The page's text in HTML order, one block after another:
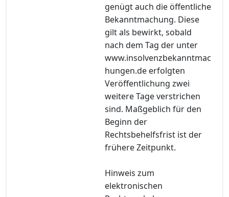
genügt auch die öffentliche
Bekanntmachung. Diese
gilt als bewirkt, sobald
nach dem Tag der unter
www.insolvenzbekanntmac
hungen.de erfolgten
Veröffentlichung zwei
weitere Tage verstrichen
sind. Maßgeblich für den
Beginn der
Rechtsbehelfsfrist ist der
frühere Zeitpunkt.
Hinweis zum
elektronischen